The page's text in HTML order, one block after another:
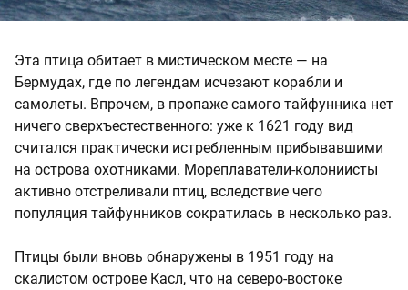
Эта птица обитает в мистическом месте — на
Бермудах, где по легендам исчезают корабли и
самолеты. Впрочем, в пропаже самого тайфунника нет
ничего сверхъестественного: уже к 1621 году вид
считался практически истребленным прибывавшими
на острова охотниками. Мореплаватели-колониисты
активно отстреливали птиц, вследствие чего
популяция тайфунников сократилась в несколько раз.
Птицы были вновь обнаружены в 1951 году на
скалистом острове Касл, что на северо-востоке